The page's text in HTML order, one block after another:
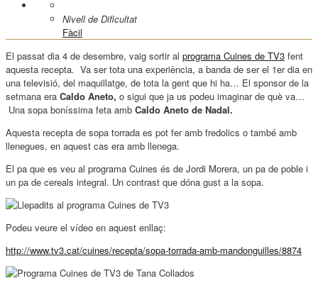
Nivell de Dificultat
Fàcil
El passat dia 4 de desembre, vaig sortir al programa Cuines de TV3 fent
aquesta recepta. Va ser tota una experiència, a banda de ser el 1er dia en
una televisió, del maquillatge, de tota la gent que hi ha… El sponsor de la
setmana era Caldo Aneto, o sigui que ja us podeu imaginar de què va…
Una sopa boníssima feta amb Caldo Aneto de Nadal.
Aquesta recepta de sopa torrada es pot fer amb fredolics o també amb
llenegues, en aquest cas era amb llenega.
El pa que es veu al programa Cuines és de Jordi Morera, un pa de poble i
un pa de cereals integral. Un contrast que dóna gust a la sopa.
Podeu veure el vídeo en aquest enllaç:
http://www.tv3.cat/cuines/recepta/sopa-torrada-amb-mandonguilles/8874